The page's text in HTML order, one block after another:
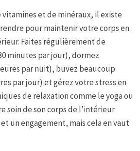
vitamines et de minéraux, il existe
pour maintenir votre corps en
Faites régulièrement de
minutes par jour), dormez
par nuit), buvez beaucoup
par jour) et gérez votre stress en
de relaxation comme le yoga ou
soin de son corps de l’intérieur
un engagement, mais cela en vaut